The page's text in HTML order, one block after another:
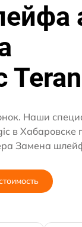
Наши
в Хабаровске
Замена